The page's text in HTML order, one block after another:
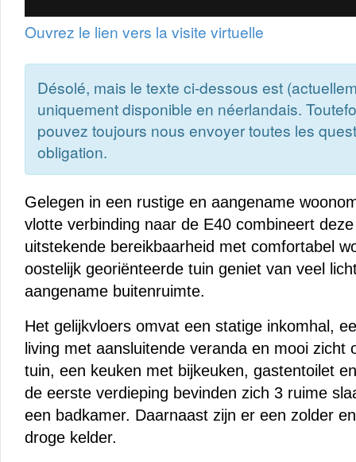
Ouvrez le lien vers la visite virtuelle
Désolé, mais le texte ci-dessous est
uniquement disponible en néerlandais.
pouvez toujours nous envoyer toutes les
obligation.
Gelegen in een rustige en aangename
vlotte verbinding naar de E40 combineert
uitstekende bereikbaarheid met comfortabel
oostelijk georiënteerde tuin geniet van veel
aangename buitenruimte.
Het gelijkvloers omvat een statige inkomhal,
living met aansluitende veranda en mooi zicht
tuin, een keuken met bijkeuken, gastentoilet
de eerste verdieping bevinden zich 3 ruime
een badkamer. Daarnaast zijn er een zolder
droge kelder.